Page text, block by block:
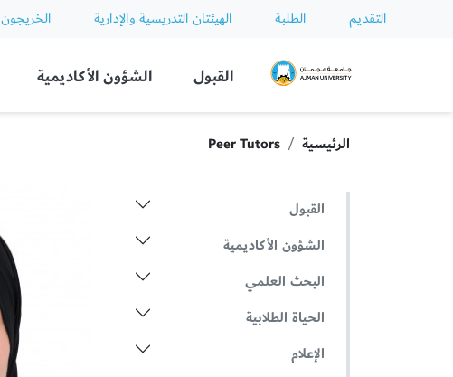
التقديم الطلبة الهيئتان التدريسية والإدارية الخريجون
Ajman University
القبول الشؤون الأكاديمية
الرئيسية Peer Tutors
القبول
الشؤون الأكاديمية
البحث العلمي
الحياة الطلابية
الإعلام